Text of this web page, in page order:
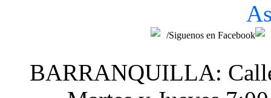
/Siguenos en Facebook
BARRANQUILLA: